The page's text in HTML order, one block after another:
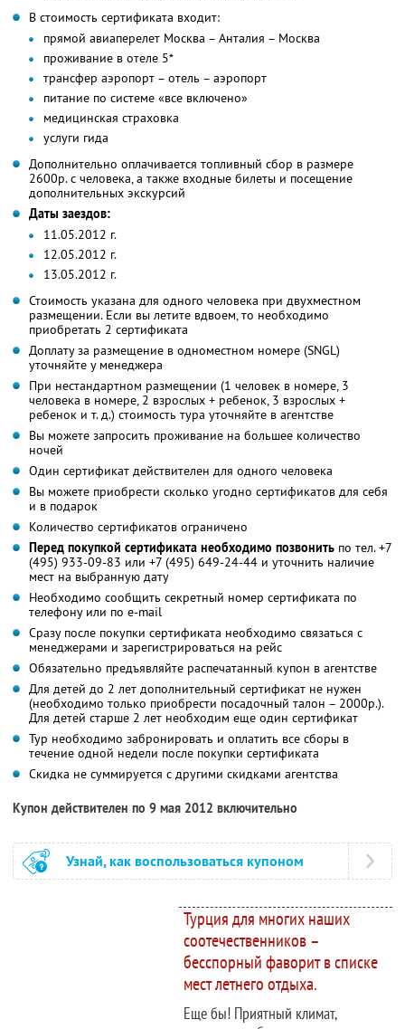
В стоимость сертификата входит:
прямой авиаперелет Москва – Анталия – Москва
проживание в отеле 5*
трансфер аэропорт – отель – аэропорт
питание по системе «все включено»
медицинская страховка
услуги гида
Дополнительно оплачивается топливный сбор в размере
2600р. с человека, а также входные билеты и посещение
дополнительных экскурсий
Даты заездов:
11.05.2012 г.
12.05.2012 г.
13.05.2012 г.
Стоимость указана для одного человека при двухместном
размещении. Если вы летите вдвоем, то необходимо
приобретать 2 сертификата
Доплату за размещение в одноместном номере (SNGL)
уточняйте у менеджера
При нестандартном размещении (1 человек в номере, 3
человека в номере, 2 взрослых + ребенок, 3 взрослых +
ребенок и т. д.) стоимость тура уточняйте в агентстве
Вы можете запросить проживание на большее количество
ночей
Один сертификат действителен для одного человека
Вы можете приобрести сколько угодно сертификатов для себя
и в подарок
Количество сертификатов ограничено
Перед покупкой сертификата необходимо позвонить по тел. +7
(495) 933-09-83 или +7 (495) 649-24-44 и уточнить наличие
мест на выбранную дату
Необходимо сообщить секретный номер сертификата по
телефону или по e-mail
Сразу после покупки сертификата необходимо связаться с
менеджерами и зарегистрироваться на рейс
Обязательно предъявляйте распечатанный купон в агентстве
Для детей до 2 лет дополнительный сертификат не нужен
(необходимо только приобрести посадочный талон – 2000р.).
Для детей старше 2 лет необходим еще один сертификат
Тур необходимо забронировать и оплатить все сборы в
течение одной недели после покупки сертификата
Скидка не суммируется с другими скидками агентства
Купон действителен по 9 мая 2012 включительно
Узнай, как воспользоваться купоном
Турция для многих наших
соотечественников –
бесспорный фаворит в списке
мест летнего отдыха.
Еще бы! Приятный климат,